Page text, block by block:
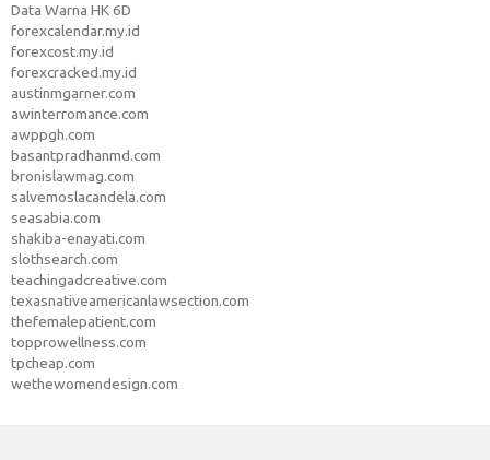
Data Warna HK 6D
forexcalendar.my.id
forexcost.my.id
forexcracked.my.id
austinmgarner.com
awinterromance.com
awppgh.com
basantpradhanmd.com
bronislawmag.com
salvemoslacandela.com
seasabia.com
shakiba-enayati.com
slothsearch.com
teachingadcreative.com
texasnativeamericanlawsection.com
thefemalepatient.com
topprowellness.com
tpcheap.com
wethewomendesign.com